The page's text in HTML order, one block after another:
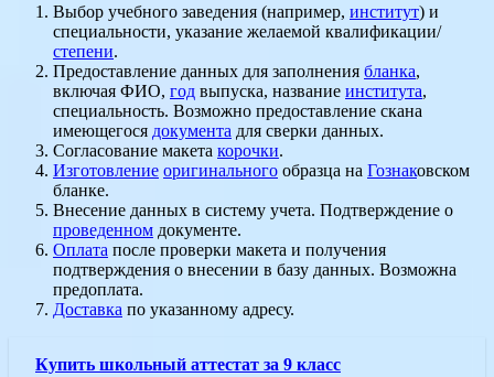
Выбор учебного заведения (например, институт) и
специальности, указание желаемой квалификации/
степени.
Предоставление данных для заполнения бланка,
включая ФИО, год выпуска, название института,
специальность. Возможно предоставление скана
имеющегося документа для сверки данных.
Согласование макета корочки.
Изготовление оригинального образца на Гознаковском
бланке.
Внесение данных в систему учета. Подтверждение о
проведенном документе.
Оплата после проверки макета и получения
подтверждения о внесении в базу данных. Возможна
предоплата.
Доставка по указанному адресу.
Купить школьный аттестат за 9 класс